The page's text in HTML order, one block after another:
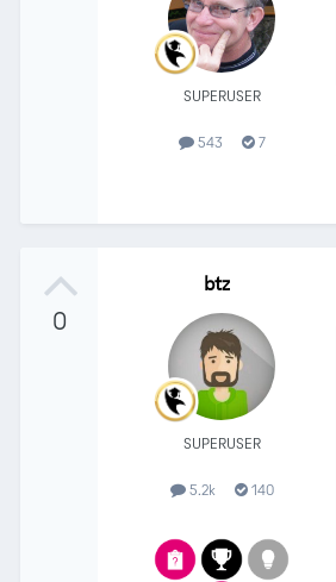
SUPERUSER
543 7
0
btz
SUPERUSER
5.2k 140